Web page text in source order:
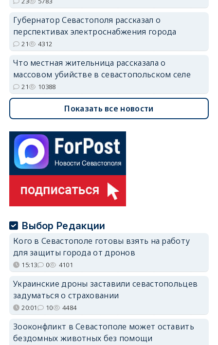
Губернатор Севастополя рассказал о
перспективах электроснабжения города
21 4312
Что местная жительница рассказала о
массовом убийстве в севастопольском селе
21 10388
Показать все новости
Выбор Редакции
Кого в Севастополе готовы взять на работу
для защиты города от дронов
15:13 0 4101
Украинские дроны заставили севастопольцев
задуматься о страховании
20:01 10 4484
Зооконфликт в Севастополе может оставить
бездомных животных без помощи